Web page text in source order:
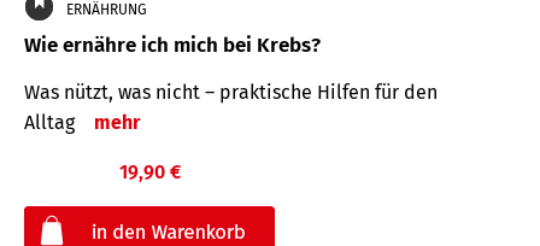
ERNÄHRUNG
Wie ernähre ich mich bei Krebs?
Was nützt, was nicht – praktische Hilfen für den
Alltag
mehr
19,90 €